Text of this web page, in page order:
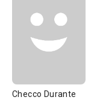
Checco Durante